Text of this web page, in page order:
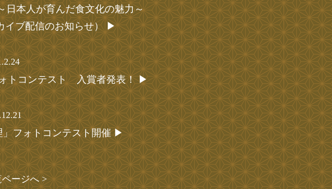
本人が育んだ食文化の魅力～
イブ配信のお知らせ） ▶
トコンテスト 入賞者発表！ ▶
」フォトコンテスト開催 ▶
ージへ >